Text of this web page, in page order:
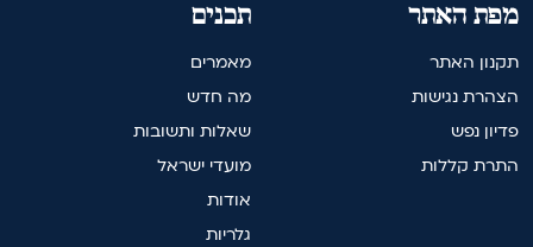
תכנים
מאמרים
מה חדש
שאלות ותשובות
מועדי ישראל
אודות
גלריות
מפת האתר
תקנון האתר
הצהרת נגישות
פדיון נפש
התרת קללות